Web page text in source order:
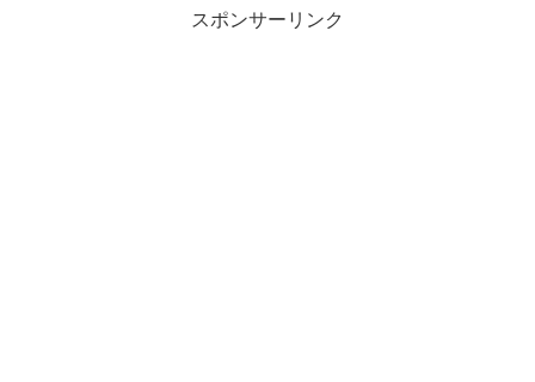
スポンサーリンク